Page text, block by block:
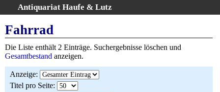
Antiquariat Haufe & Lutz
Home
Gesamtbestand
Kategorien
Schlagwörter
Fahrrad
Die Liste enthält 2 Einträge. Suchergebnisse löschen und
Gesamtbestand anzeigen.
Anzeige:
Titel pro Seite: